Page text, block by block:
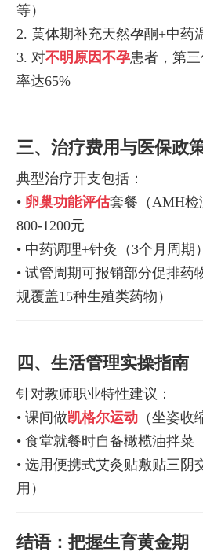
等）
2. 黄体期补充天然孕酮+中药
3. 对不明原因不孕患者，第
率达65%
三、治疗费用与医保政
典型治疗开支包括：
• 卵巢功能评估套餐（AMH检
800-1200元
• 中药调理+针灸（3个月周期
• 试管周期可报销部分促排药
规覆盖15种生殖类药物）
四、生活管理实操指南
针对教师职业特性建议：
• 课间做凯格尔运动（坐姿收
• 食堂就餐时自备橄榄油拌菜
• 选用便携式艾灸贴敷贴三阴
用）
结语：把握生育黄金期